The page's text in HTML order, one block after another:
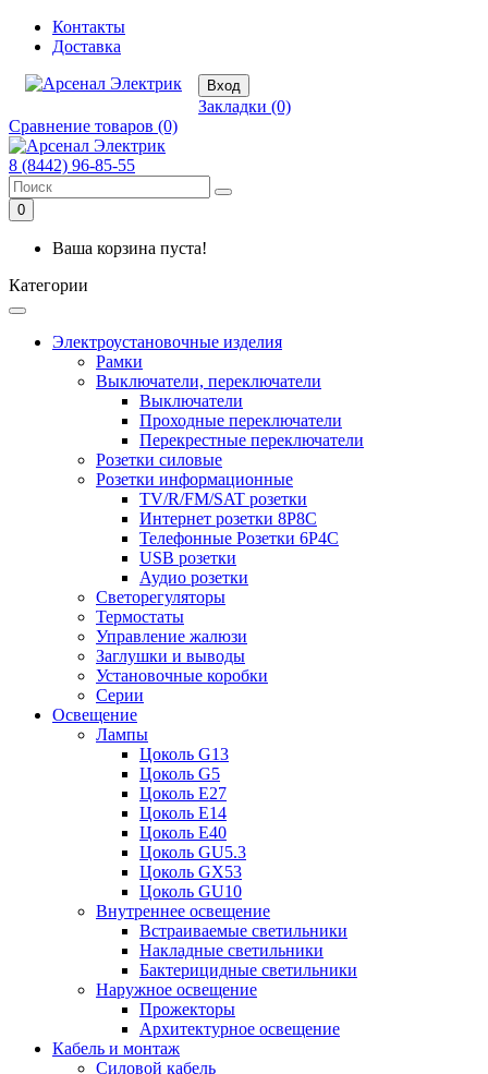
Контакты
Доставка
Вход
Закладки (0)
Сравнение товаров (0)
8 (8442) 96-85-55
0
Ваша корзина пуста!
Категории
Электроустановочные изделия
Рамки
Выключатели, переключатели
Выключатели
Проходные переключатели
Перекрестные переключатели
Розетки силовые
Розетки информационные
TV/R/FM/SAT розетки
Интернет розетки 8P8C
Телефонные Розетки 6P4C
USB розетки
Аудио розетки
Светорегуляторы
Термостаты
Управление жалюзи
Заглушки и выводы
Установочные коробки
Серии
Освещение
Лампы
Цоколь G13
Цоколь G5
Цоколь E27
Цоколь E14
Цоколь E40
Цоколь GU5.3
Цоколь GX53
Цоколь GU10
Внутреннее освещение
Встраиваемые светильники
Накладные светильники
Бактерицидные светильники
Наружное освещение
Прожекторы
Архитектурное освещение
Кабель и монтаж
Силовой кабель